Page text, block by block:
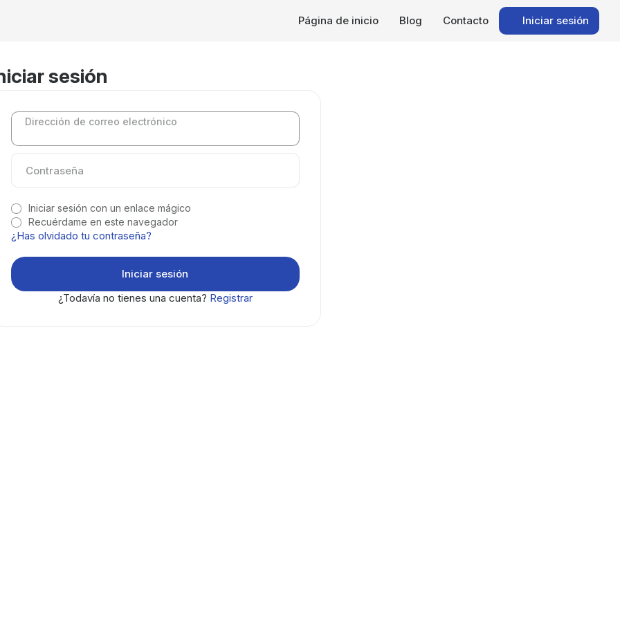
Página de inicio Blog Contacto Iniciar sesión
sesión
Dirección de correo electrónico
Iniciar sesión con un enlace mágico
Recuérdame en este navegador
¿Has olvidado tu contraseña?
¿Todavía no tienes una cuenta? Registrar